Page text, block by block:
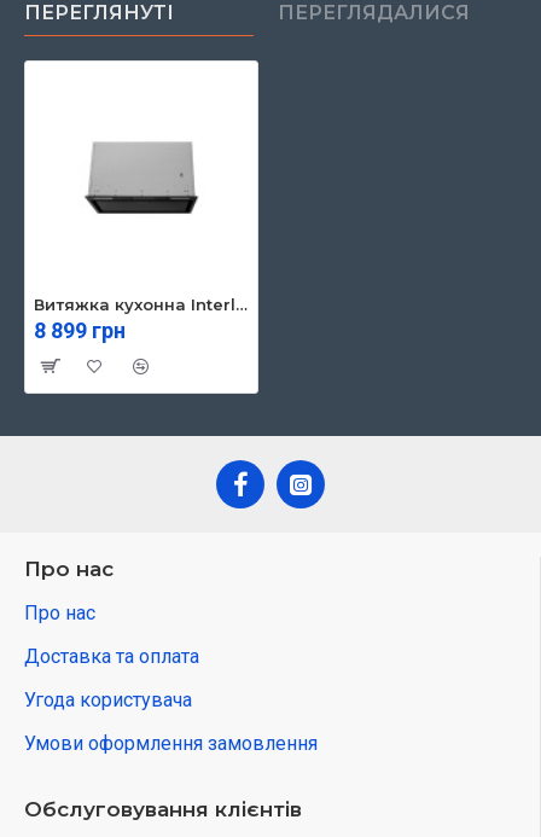
ПЕРЕГЛЯНУТІ
ПЕРЕГЛЯДАЛИСЯ
Витяжка кухонна Interline BOXGLASS BL A/60 PB/2/T
8 899 грн
Про нас
Про нас
Доставка та оплата
Угода користувача
Умови оформлення замовлення
Обслуговування клієнтів